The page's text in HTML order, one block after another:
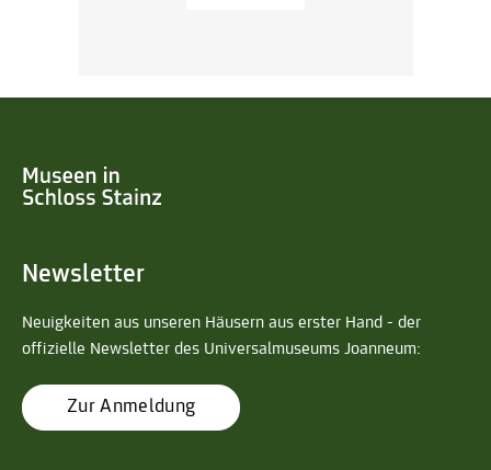
Newsletter
Neuigkeiten aus unseren Häusern aus erster Hand - der
offizielle Newsletter des Universalmuseums Joanneum:
Zur Anmeldung